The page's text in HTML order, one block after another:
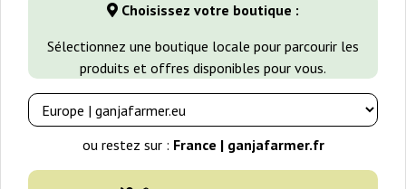
Choisissez votre boutique :
Sélectionnez une boutique locale pour parcourir les
produits et offres disponibles pour vous.
ou restez sur : France | ganjafarmer.fr
Graines de cannabis CBD
Filtres Tri